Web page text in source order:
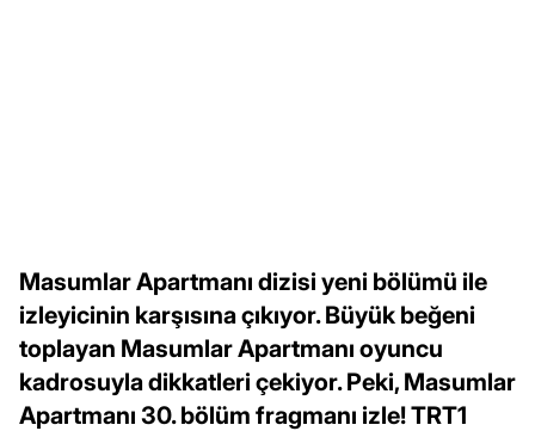
Masumlar Apartmanı dizisi yeni bölümü ile
izleyicinin karşısına çıkıyor. Büyük beğeni
toplayan Masumlar Apartmanı oyuncu
kadrosuyla dikkatleri çekiyor. Peki, Masumlar
Apartmanı 30. bölüm fragmanı izle! TRT1